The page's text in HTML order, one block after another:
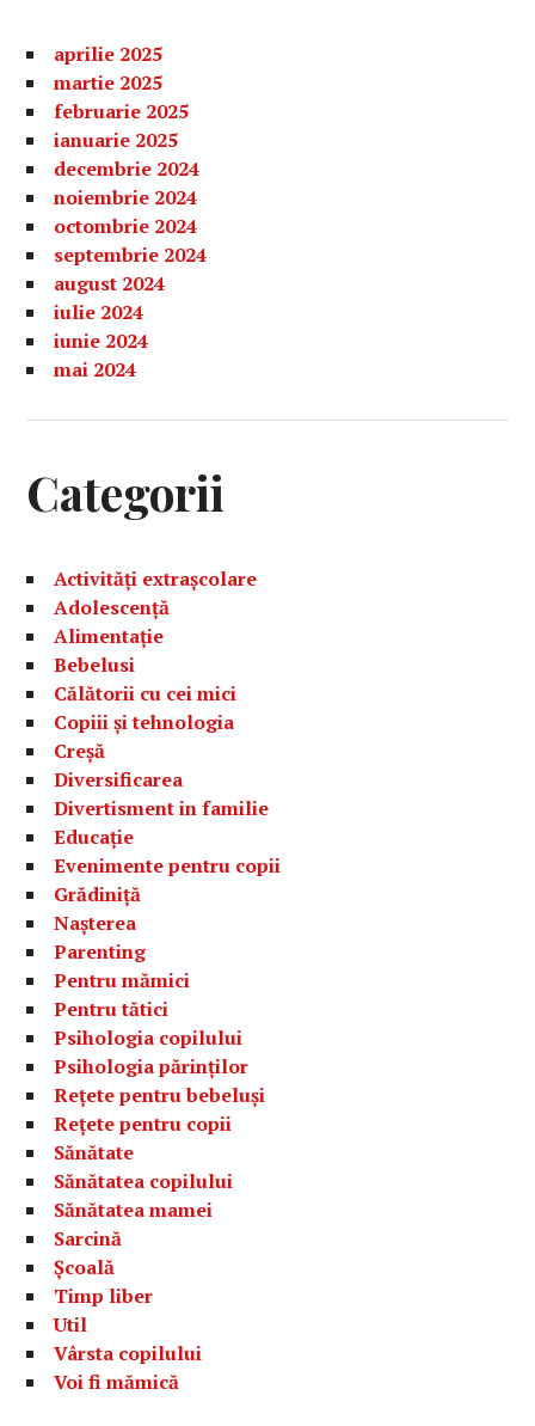
aprilie 2025
martie 2025
februarie 2025
ianuarie 2025
decembrie 2024
noiembrie 2024
octombrie 2024
septembrie 2024
august 2024
iulie 2024
iunie 2024
mai 2024
Categorii
Activități extrașcolare
Adolescență
Alimentație
Bebelusi
Călătorii cu cei mici
Copiii și tehnologia
Creșă
Diversificarea
Divertisment in familie
Educație
Evenimente pentru copii
Grădiniță
Nașterea
Parenting
Pentru mămici
Pentru tătici
Psihologia copilului
Psihologia părinților
Rețete pentru bebeluși
Rețete pentru copii
Sănătate
Sănătatea copilului
Sănătatea mamei
Sarcină
Școală
Timp liber
Util
Vârsta copilului
Voi fi mămică